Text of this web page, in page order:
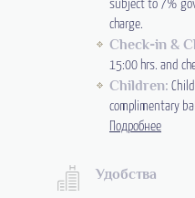
subject to 7%
charge.
Check-in &
15:00 hrs. and
Children:
complimentary
Подробнее
Удобства